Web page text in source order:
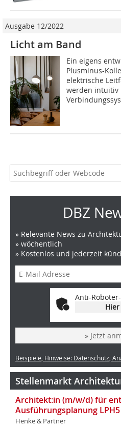
Ausgabe 12/2022
Licht am Band
Ein eigens
Plusminus-
elektrische
werden intuitiv
DBZ
» Relevante News zu
» wöchentlich
» Kostenlos und jederzeit
Anti-
» Jetzt
Beispiele, Hinweise: Datenschutz,
Stellenmarkt
Architekt:in (m/w/d) für
Ausführungsplanung
Henke & Partner